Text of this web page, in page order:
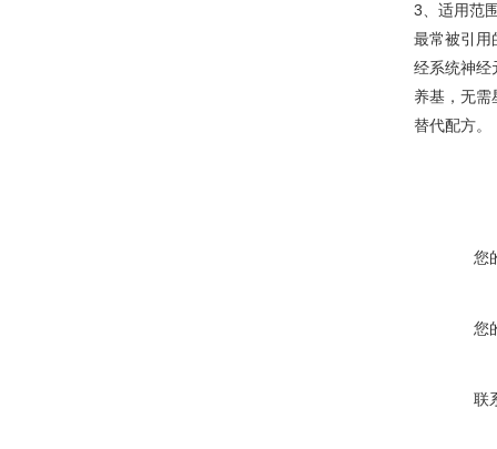
3、适用范
最常被引用
经系统神经
养基，无需
替代配方。
您
您
联